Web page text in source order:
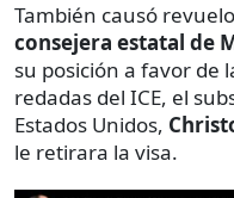
También causó
consejera estatal de
su posición a favor de
redadas del ICE, el
Estados Unidos,
le retirara la visa.